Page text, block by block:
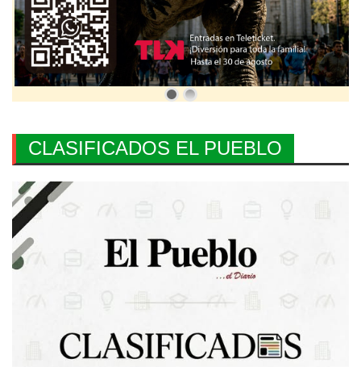
CLASIFICADOS EL PUEBLO